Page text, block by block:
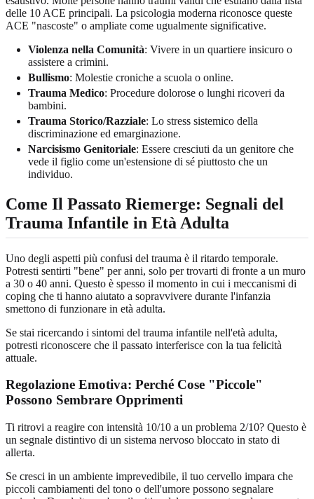
delle 10 ACE principali. La psicologia moderna riconosce queste
ACE "nascoste" o ampliate come ugualmente significative.
Violenza nella Comunità: Vivere in un quartiere insicuro o
assistere a crimini.
Bullismo: Molestie croniche a scuola o online.
Trauma Medico: Procedure dolorose o lunghi ricoveri da
bambini.
Trauma Storico/Razziale: Lo stress sistemico della
discriminazione ed emarginazione.
Narcisismo Genitoriale: Essere cresciuti da un genitore che
vede il figlio come un'estensione di sé piuttosto che un
individuo.
Come Il Passato Riemerge: Segnali del
Trauma Infantile in Età Adulta
Uno degli aspetti più confusi del trauma è il ritardo temporale.
Potresti sentirti "bene" per anni, solo per trovarti di fronte a un muro
a 30 o 40 anni. Questo è spesso il momento in cui i meccanismi di
coping che ti hanno aiutato a sopravvivere durante l'infanzia
smettono di funzionare in età adulta.
Se stai ricercando i sintomi del trauma infantile nell'età adulta,
potresti riconoscere che il passato interferisce con la tua felicità
attuale.
Regolazione Emotiva: Perché Cose "Piccole"
Possono Sembrare Opprimenti
Ti ritrovi a reagire con intensità 10/10 a un problema 2/10? Questo è
un segnale distintivo di un sistema nervoso bloccato in stato di
allerta.
Se cresci in un ambiente imprevedibile, il tuo cervello impara che
piccoli cambiamenti del tono o dell'umore possono segnalare